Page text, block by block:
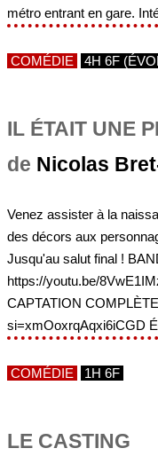
métro entrant en gare.
COMÉDIE 4H 6F
IL ÉTAIT UNE
de Nicolas
Venez assister à la
des décors aux
Jusqu'au salut final !
https://youtu.be/
CAPTATION
si=xmOoxrqAqxi6iCGD
COMÉDIE 1H 6F
LE CASTING